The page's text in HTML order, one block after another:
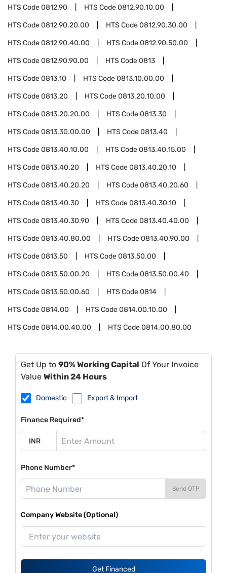
HTS Code0812.90 HTS Code0812.90.10.00
HTS Code0812.90.20.00 HTS Code0812.90.30.00
HTS Code0812.90.40.00 HTS Code0812.90.50.00
HTS Code0812.90.90.00 HTS Code0813
HTS Code0813.10 HTS Code0813.10.00.00
HTS Code0813.20 HTS Code0813.20.10.00
HTS Code0813.20.20.00 HTS Code0813.30
HTS Code0813.30.00.00 HTS Code0813.40
HTS Code0813.40.10.00 HTS Code0813.40.15.00
HTS Code0813.40.20 HTS Code0813.40.20.10
HTS Code0813.40.20.20 HTS Code0813.40.20.60
HTS Code0813.40.30 HTS Code0813.40.30.10
HTS Code0813.40.30.90 HTS Code0813.40.40.00
HTS Code0813.40.80.00 HTS Code0813.40.90.00
HTS Code0813.50 HTS Code0813.50.00
HTS Code0813.50.00.20 HTS Code0813.50.00.40
HTS Code0813.50.00.60 HTS Code0814
HTS Code0814.00 HTS Code0814.00.10.00
HTS Code0814.00.40.00 HTS Code0814.00.80.00
Get Up to 90% Working Capital Of Your Invoice
Value Within 24 Hours
Domestic Export & Import
Finance Required*
Phone Number*
Send OTP
Company Website (Optional)
Get Financed